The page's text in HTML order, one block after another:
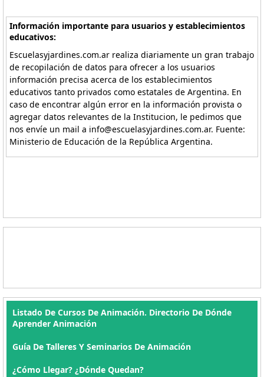
Información importante para usuarios y establecimientos
educativos:
Escuelasyjardines.com.ar realiza diariamente un gran trabajo
de recopilación de datos para ofrecer a los usuarios
información precisa acerca de los establecimientos
educativos tanto privados como estatales de Argentina. En
caso de encontrar algún error en la información provista o
agregar datos relevantes de la Institucion, le pedimos que
nos envíe un mail a info@escuelasyjardines.com.ar. Fuente:
Ministerio de Educación de la República Argentina.
Listado De Cursos De Animación. Directorio De Dónde
Aprender Animación
Guía De Talleres Y Seminarios De Animación
¿Cómo Llegar? ¿Dónde Quedan?